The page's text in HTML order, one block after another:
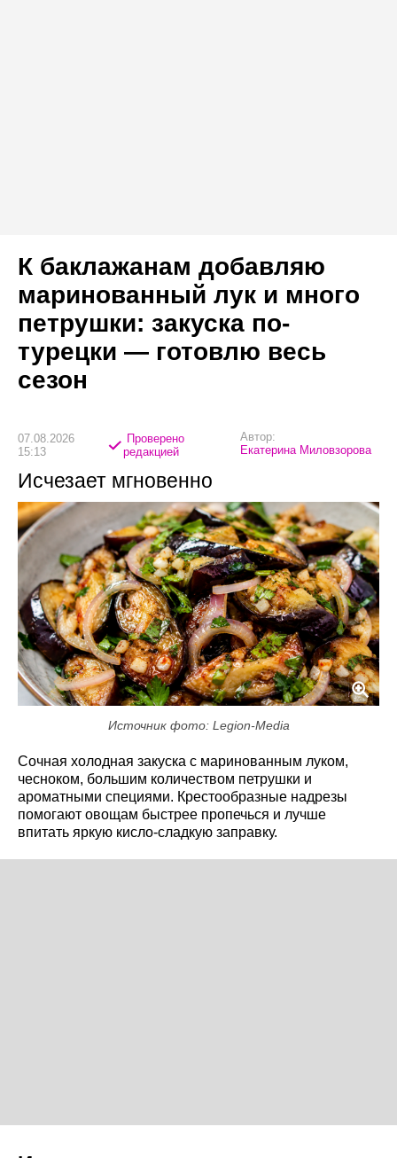
К баклажанам добавляю
маринованный лук и много
петрушки: закуска по-
турецки — готовлю весь
сезон
07.08.2026
15:13
Проверено
редакцией
Автор:
Екатерина Миловзорова
Исчезает мгновенно
Источник фото: Legion-Media
Сочная холодная закуска с маринованным луком,
чесноком, большим количеством петрушки и
ароматными специями. Крестообразные надрезы
помогают овощам быстрее пропечься и лучше
впитать яркую кисло-сладкую заправку.